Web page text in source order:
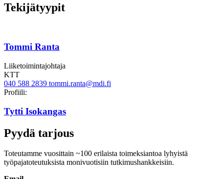
Tekijätyypit
Tommi Ranta
Liiketoimintajohtaja
KTT
040 588 2839 tommi.ranta@mdi.fi
Profiili:
Tytti Isokangas
Pyydä tarjous
Toteutamme vuosittain ~100 erilaista toimeksiantoa lyhyistä
työpajatoteutuksista monivuotisiin tutkimushankkeisiin.